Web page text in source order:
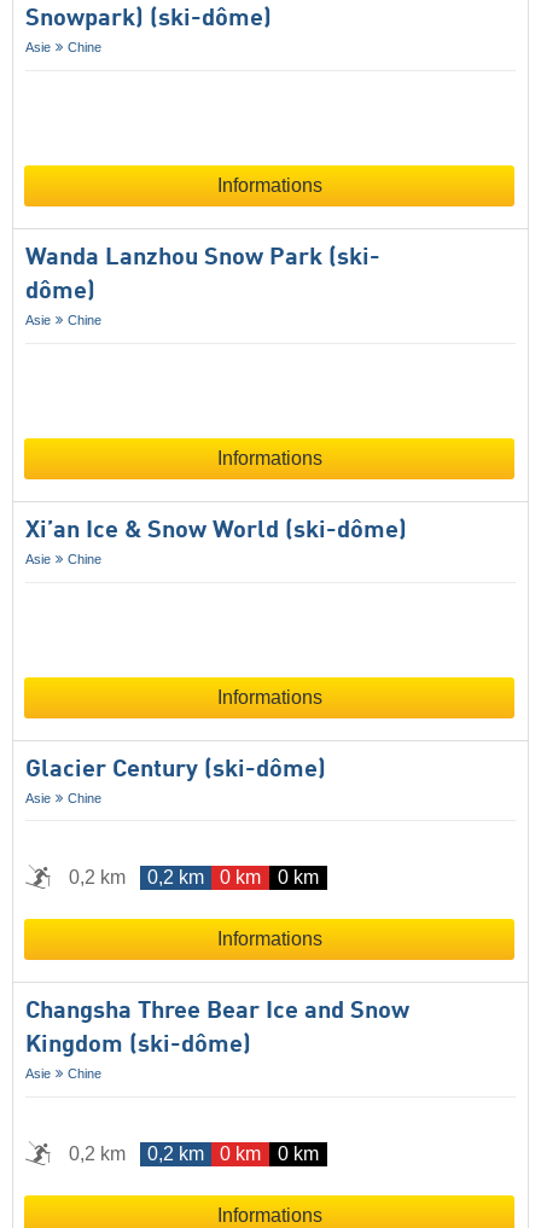
Snowpark) (ski-dôme)
Asie Chine
Informations
Wanda Lanzhou Snow Park (ski-
dôme)
Asie Chine
Informations
Xi’an Ice & Snow World (ski-dôme)
Asie Chine
Informations
Glacier Century (ski-dôme)
Asie Chine
0,2 km 0,2 km 0 km 0 km
Informations
Changsha Three Bear Ice and Snow
Kingdom (ski-dôme)
Asie Chine
0,2 km 0,2 km 0 km 0 km
Informations